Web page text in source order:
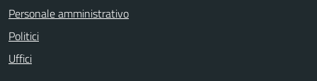
Personale amministrativo
Politici
Uffici